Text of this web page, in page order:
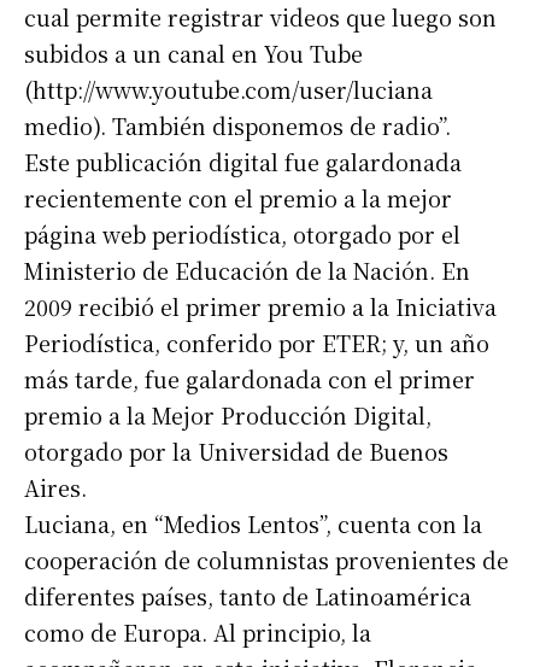
cual permite registrar videos que luego son
subidos a un canal en You Tube
(http://www.youtube.com/user/luciana
medio). También disponemos de radio”.
Este publicación digital fue galardonada
recientemente con el premio a la mejor
página web periodística, otorgado por el
Ministerio de Educación de la Nación. En
2009 recibió el primer premio a la Iniciativa
Periodística, conferido por ETER; y, un año
más tarde, fue galardonada con el primer
premio a la Mejor Producción Digital,
otorgado por la Universidad de Buenos
Aires.
Luciana, en “Medios Lentos”, cuenta con la
cooperación de columnistas provenientes de
diferentes países, tanto de Latinoamérica
como de Europa. Al principio, la